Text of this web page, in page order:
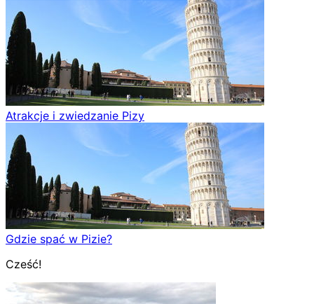
Atrakcje i zwiedzanie Pizy
Gdzie spać w Pizie?
Cześć!